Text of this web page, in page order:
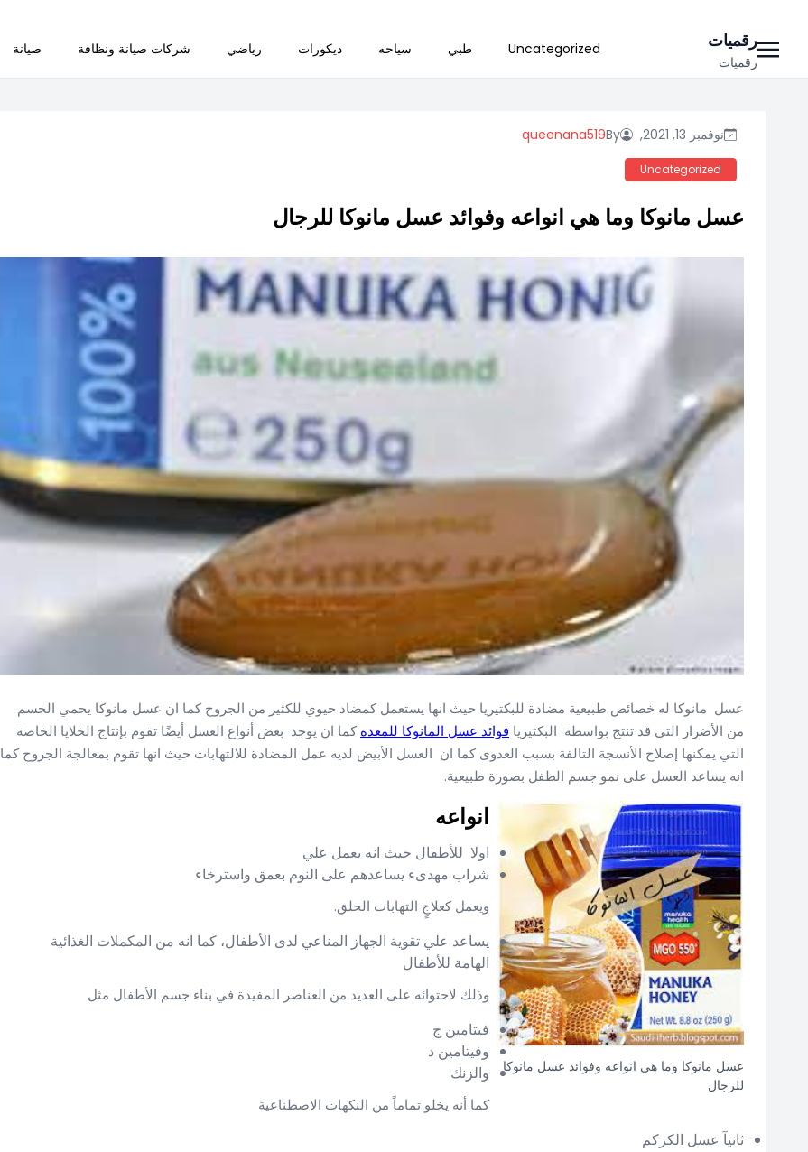
content
رقميات
رقميات
Uncategorized طبي سياحه ديكورات رياضي شركات صيانة ونظافة صيانة
نوفمبر 13, 2021, By
queenana519
Uncategorized
عسل مانوكا وما هي انواعه وفوائد عسل مانوكا للرجال
عسل مانوكا له خصائص طبيعية مضادة للبكتيريا حيث انها يستعمل كمضاد حيوي للكثير من الجروح كما ان عسل مانوكا يحمي الجسم
من الأضرار التي قد تنتج بواسطة البكتيريا فوائد عسل المانوكا للمعده كما ان يوجد بعض أنواع العسل أيضًا تقوم بإنتاج الخلايا الخاصة
التي يمكنها إصلاح الأنسجة التالفة بسبب العدوى كما ان العسل الأبيض لديه عمل المضادة للالتهابات حيث انها تقوم بمعالجة الجروح كما
انه يساعد العسل على نمو جسم الطفل بصورة طبيعية.
عسل مانوكا وما هي انواعه وفوائد عسل مانوكا
للرجال
انواعه
اولا للأطفال حيث انه يعمل علي
شراب مهدىء يساعدهم على النوم بعمق واسترخاء
ويعمل كعلاجٍ التهابات الحلق.
يساعد علي تقوية الجهاز المناعي لدى الأطفال، كما انه من المكملات الغذائية
الهامة للأطفال
وذلك لاحتوائه على العديد من العناصر المفيدة في بناء جسم الأطفال مثل
فيتامين ج
وفيتامين د
والزنك
كما أنه يخلو تماماً من النكهات الاصطناعية
ثانيآ عسل الكركم